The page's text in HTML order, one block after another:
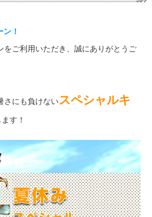
ーン！
ンをご利用いただき、誠にありがとう
さにも負けない
ます！